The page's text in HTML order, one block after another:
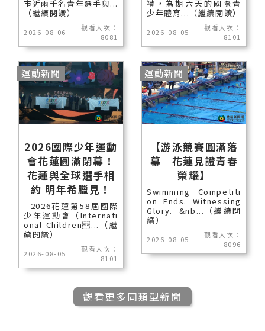
市近兩千名青年選手與...
（繼續閱讀）
2026-08-06
觀看人次：
8081
禮，為期六天的國際青
少年體育...（繼續閱讀）
2026-08-05
觀看人次：
8101
2026國際少年運動
會花蓮圓滿閉幕！
花蓮與全球選手相
約 明年希臘見！
2026花蓮第58屆國際
少年運動會（Internati
onal Children...（繼
續閱讀）
2026-08-05
觀看人次：
8101
運動新聞
【游泳競賽圓滿落
幕 花蓮見證青春
榮耀】
Swimming Competiti
on Ends. Witnessing
Glory. &nb...（繼續閱
讀）
2026-08-05
觀看人次：
8096
運動新聞
觀看更多同類型新聞